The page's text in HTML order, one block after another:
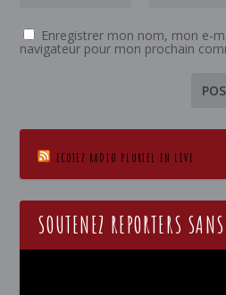
Enregistrer mon nom, mon e-
navigateur pour mon prochain
ECOTEZ RADIO PLURIEL EN LIVE
SOUTENEZ REPORTERS